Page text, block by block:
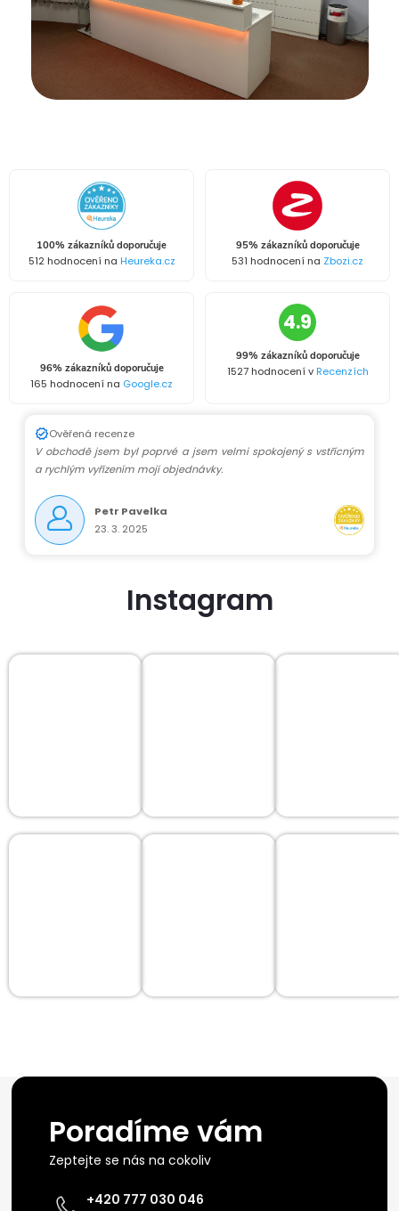
100% zákazníků doporučuje
512 hodnocení na Heureka.cz
95% zákazníků doporučuje
531 hodnocení na Zbozi.cz
96% zákazníků doporučuje
165 hodnocení na Google.cz
4.9
99% zákazníků doporučuje
1527 hodnocení vRecenzích
Ověřená recenze
V obchodě jsem byl poprvé a jsem velmi spokojený s vstřícným
a rychlým vyřízením mojí objednávky.
Petr Pavelka
23. 3. 2025
Instagram
Poradíme vám
Zeptejte se nás na cokoliv
+420 777 030 046